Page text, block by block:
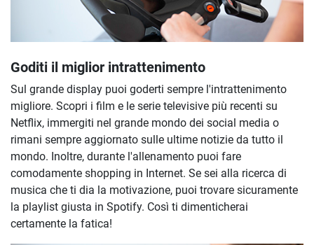
Goditi il miglior intrattenimento
Sul grande display puoi goderti sempre l'intrattenimento
migliore. Scopri i film e le serie televisive più recenti su
Netflix, immergiti nel grande mondo dei social media o
rimani sempre aggiornato sulle ultime notizie da tutto il
mondo. Inoltre, durante l'allenamento puoi fare
comodamente shopping in Internet. Se sei alla ricerca di
musica che ti dia la motivazione, puoi trovare sicuramente
la playlist giusta in Spotify. Così ti dimenticherai
certamente la fatica!